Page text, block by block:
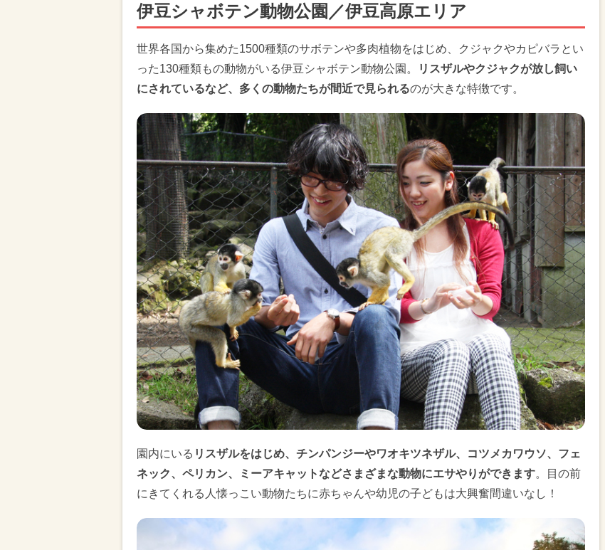
伊豆シャボテン動物公園／伊豆高原エリア
世界各国から集めた1500種類のサボテンや多肉植物をはじめ、クジャクやカピバラとい
った130種類もの動物がいる伊豆シャボテン動物公園。
リスザルやクジャクが放し飼い
にされているなど、多くの動物たちが間近で見られるのが大きな特徴です。
園内にいる リスザルをはじめ、チンパンジーやワオキツネザル、コツメカワウソ、フェ
ネック、ペリカン、ミーアキャットなどさまざまな動物にエサやりができます。目の前
にきてくれる人懐っこい動物たちに赤ちゃんや幼児の子どもは大興奮間違いなし！